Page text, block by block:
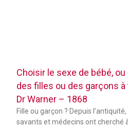
Choisir le sexe de bébé,
des filles ou des garçons
Dr Warner – 1868
Fille ou garçon ? Depuis
savants et médecins ont cherché